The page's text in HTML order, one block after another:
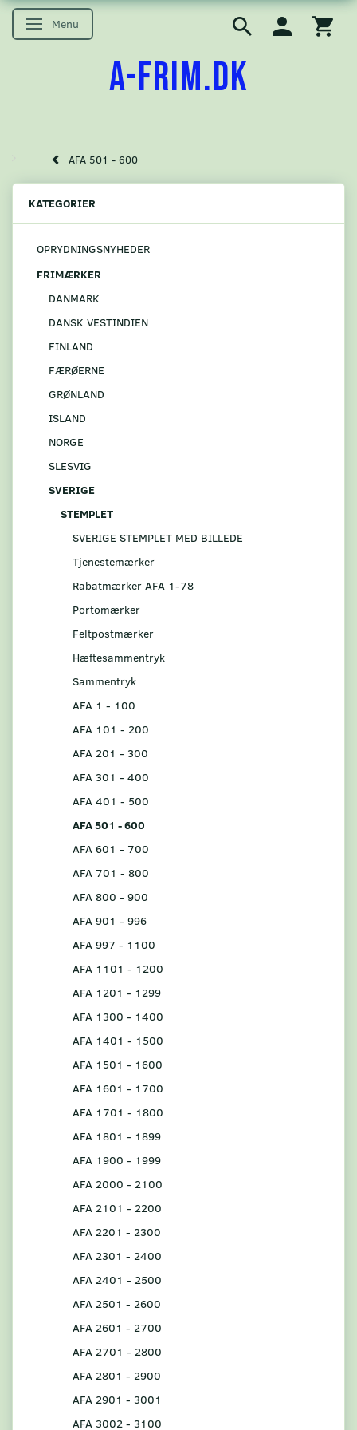
Skifte navigation
Menu
A-FRIM.DK
AFA 501 - 600
KATEGORIER
OPRYDNINGSNYHEDER
FRIMÆRKER
DANMARK
DANSK VESTINDIEN
FINLAND
FÆRØERNE
GRØNLAND
ISLAND
NORGE
SLESVIG
SVERIGE
STEMPLET
SVERIGE STEMPLET MED BILLEDE
Tjenestemærker
Rabatmærker AFA 1-78
Portomærker
Feltpostmærker
Hæftesammentryk
Sammentryk
AFA 1 - 100
AFA 101 - 200
AFA 201 - 300
AFA 301 - 400
AFA 401 - 500
AFA 501 - 600
AFA 601 - 700
AFA 701 - 800
AFA 800 - 900
AFA 901 - 996
AFA 997 - 1100
AFA 1101 - 1200
AFA 1201 - 1299
AFA 1300 - 1400
AFA 1401 - 1500
AFA 1501 - 1600
AFA 1601 - 1700
AFA 1701 - 1800
AFA 1801 - 1899
AFA 1900 - 1999
AFA 2000 - 2100
AFA 2101 - 2200
AFA 2201 - 2300
AFA 2301 - 2400
AFA 2401 - 2500
AFA 2501 - 2600
AFA 2601 - 2700
AFA 2701 - 2800
AFA 2801 - 2900
AFA 2901 - 3001
AFA 3002 - 3100